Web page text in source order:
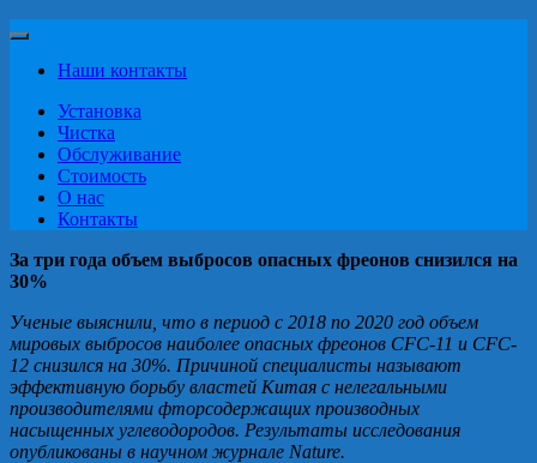
Наши контакты
Установка
Чистка
Обслуживание
Стоимость
О нас
Контакты
За три года объем выбросов опасных фреонов снизился на
30%
Ученые выяснили, что в период с 2018 по 2020 год объем
мировых выбросов наиболее опасных фреонов CFC-11 и CFC-
12 снизился на 30%. Причиной специалисты называют
эффективную борьбу властей Китая с нелегальными
производителями фторсодержащих производных
насыщенных углеводородов. Результаты исследования
опубликованы в научном журнале Nature.